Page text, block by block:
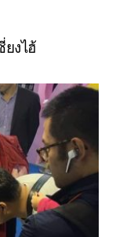
งไฮ้